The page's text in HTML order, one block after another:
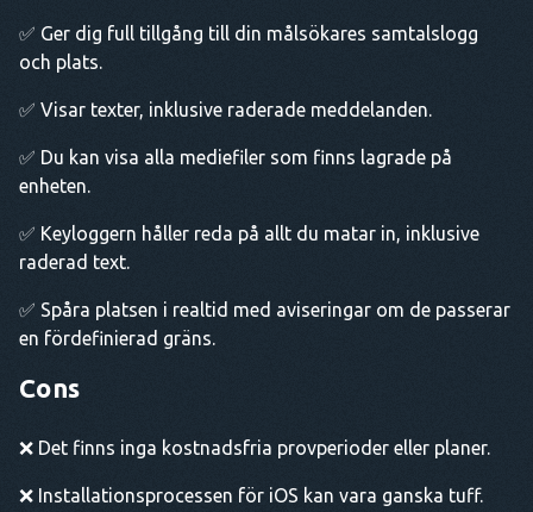
✅ Ger dig full tillgång till din målsökares samtalslogg
och plats.
✅ Visar texter, inklusive raderade meddelanden.
✅ Du kan visa alla mediefiler som finns lagrade på
enheten.
✅ Keyloggern håller reda på allt du matar in, inklusive
raderad text.
✅ Spåra platsen i realtid med aviseringar om de passerar
en fördefinierad gräns.
Cons
❌ Det finns inga kostnadsfria provperioder eller planer.
❌ Installationsprocessen för iOS kan vara ganska tuff.